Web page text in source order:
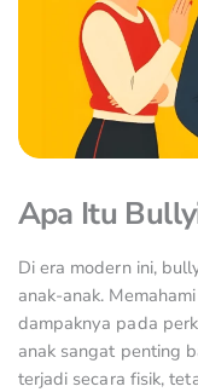
Apa Itu
Di era modern ini,
anak-anak.
dampaknya pada
anak sangat penting
terjadi secara fisik,